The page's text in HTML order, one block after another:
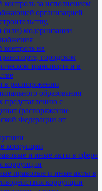
за исполнением
организацией
(или) модернизации
на
городском
транспорте и в
в распоряжении
образования
представлению с
(распоряжение
Федерации от
коррупции
и иные акты в сфере
коррупции
правовые и иные акты в
коррупции